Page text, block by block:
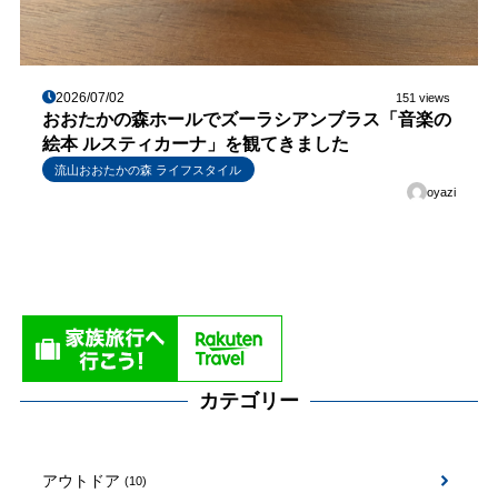
2026/07/02 151 views
おおたかの森ホールでズーラシアンブラス「音楽の
絵本 ルスティカーナ」を観てきました
流山おおたかの森 ライフスタイル
oyazi
カテゴリー
アウトドア (10)